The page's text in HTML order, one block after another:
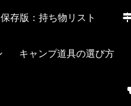
保存版：持ち物リスト
キャンプ道具の選び方